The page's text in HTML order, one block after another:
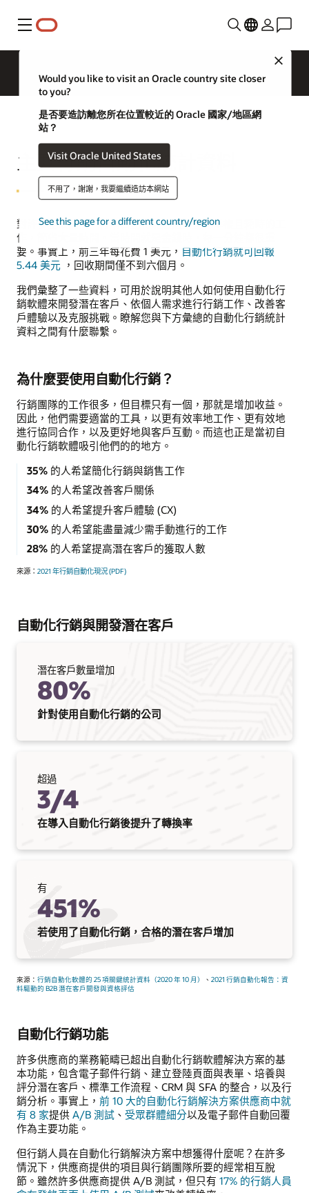
功能表
Would you like to visit an Oracle country site closer
to you?
是否要造訪離您所在位置較近的 Oracle 國家/地區網
站？
Visit Oracle United States
不用了，謝謝，我要繼續造訪本網站
See this page for a different country/region
主要行銷自動化統計資料
對許多企業而言，行銷自動化能透過自動化重複且耗時的工
作，節省大量時間。當時間就是金錢時，每一分鐘都很重
要。事實上，前三年每花費 1 美元， 自動化行銷就可回報
5.44 美元 ，回收期間僅不到六個月。
我們彙整了一些資料，可用於說明其他人如何使用自動化行
銷軟體來開發潛在客戶、依個人需求進行行銷工作、改善客
戶體驗以及克服挑戰。瞭解您與下方彙總的自動化行銷統計
資料之間有什麼聯繫。
為什麼要使用自動化行銷？
行銷團隊的工作很多，但目標只有一個，那就是增加收益。
因此，他們需要適當的工具，以更有效率地工作、更有效地
進行協同合作，以及更好地與客戶互動。而這也正是當初自
動化行銷軟體吸引他們的的地方。
35%的人希望簡化行銷與銷售工作
34%的人希望改善客戶關係
34%的人希望提升客戶體驗 (CX)
30%的人希望能盡量減少需手動進行的工作
28%的人希望提高潛在客戶的獲取人數
來源： 2021 年行銷自動化現況 (PDF)
自動化行銷與開發潛在客戶
潛在客戶數量增加
80%
針對使用自動化行銷的公司
超過
3/4
在導入自動化行銷後提升了轉換率
有
451%
若使用了自動化行銷，合格的潛在客戶增加
來源： 行銷自動化軟體的 25 項關鍵統計資料（2020 年 10 月） 、 2021 行銷自動化報告：資
料驅動的 B2B 潛在客戶開發與資格評估
自動化行銷功能
許多供應商的業務範疇已超出自動化行銷軟體解決方案的基
本功能，包含電子郵件行銷、建立登陸頁面與表單、培養與
評分潛在客戶、標準工作流程、CRM 與 SFA 的整合，以及行
銷分析。事實上， 前 10 大的自動化行銷解決方案供應商中就
有 8 家提供 A/B 測試 、 受眾群體細分以及電子郵件自動回覆
作為主要功能。
但行銷人員在自動化行銷解決方案中想獲得什麼呢？在許多
情況下，供應商提供的項目與行銷團隊所要的經常相互脫
節。雖然許多供應商提供 A/B 測試，但只有 17% 的行銷人員